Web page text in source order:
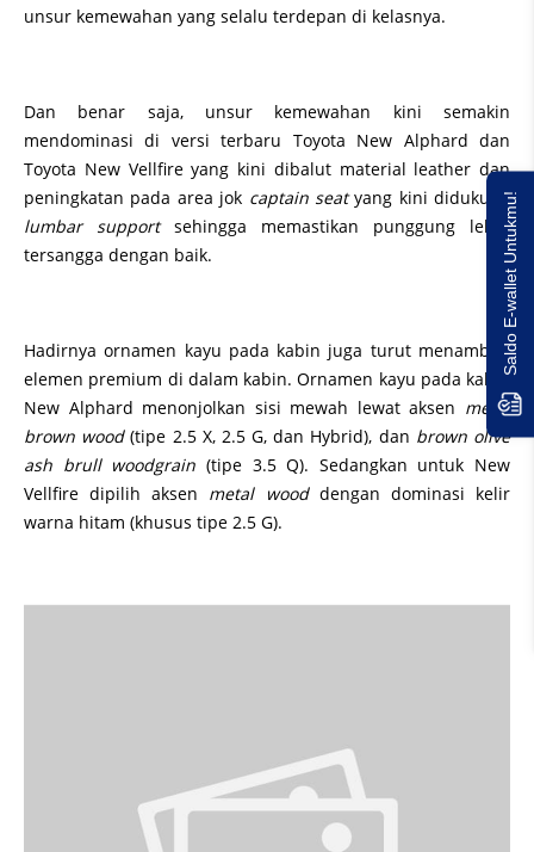
unsur kemewahan yang selalu terdepan di kelasnya.
Dan benar saja, unsur kemewahan kini semakin
mendominasi di versi terbaru Toyota New Alphard dan
Toyota New Vellfire yang kini dibalut material leather dan
peningkatan pada area jok captain seatyang kini didukung
lumbar supportsehingga memastikan punggung lebih
tersangga dengan baik.
Hadirnya ornamen kayu pada kabin juga turut menambah
elemen premium di dalam kabin. Ornamen kayu pada kabin
New Alphard menonjolkan sisi mewah lewat aksen metal
brown wood(tipe 2.5 X, 2.5 G, dan Hybrid), dan brown olive
ash brull woodgrain (tipe 3.5 Q). Sedangkan untuk New
Vellfire dipilih aksen metal wooddengan dominasi kelir
warna hitam (khusus tipe 2.5 G).
Saldo E-wallet Untukmu!